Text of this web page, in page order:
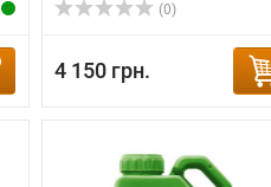
(0)
4 150 грн.